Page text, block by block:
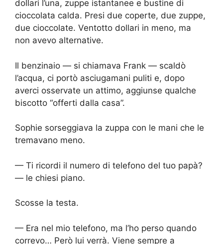
dollari l’una, zuppe istantanee e bustine di
cioccolata calda. Presi due coperte, due zuppe,
due cioccolate. Ventotto dollari in meno, ma
non avevo alternative.
Il benzinaio — si chiamava Frank — scaldò
l’acqua, ci portò asciugamani puliti e, dopo
averci osservate un attimo, aggiunse qualche
biscotto “offerti dalla casa”.
Sophie sorseggiava la zuppa con le mani che le
tremavano meno.
— Ti ricordi il numero di telefono del tuo papà?
— le chiesi piano.
Scosse la testa.
— Era nel mio telefono, ma l’ho perso quando
correvo… Però lui verrà. Viene sempre a